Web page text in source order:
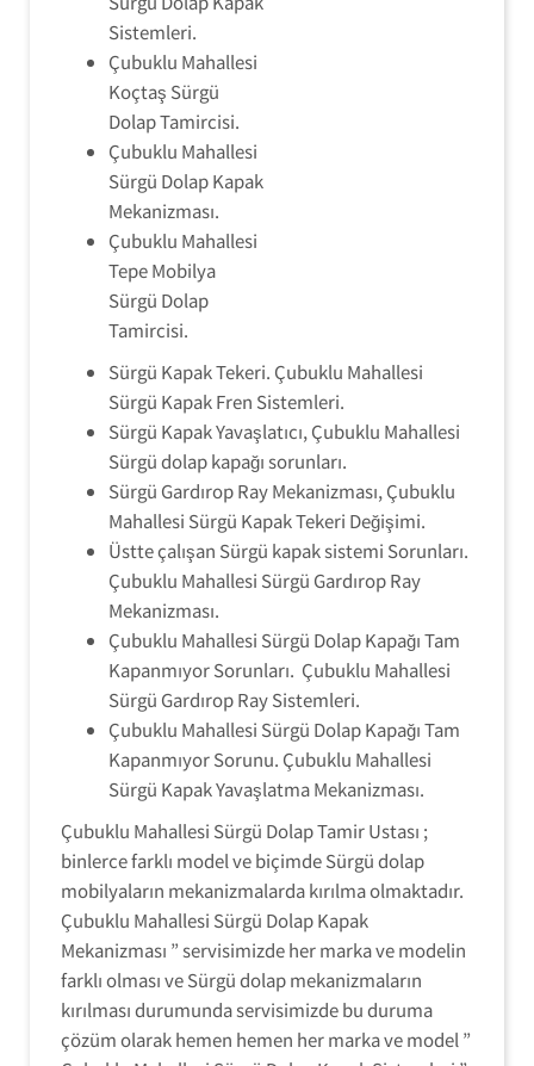
Sistemleri.
Çubuklu Mahallesi
Koçtaş Sürgü
Dolap Tamircisi.
Çubuklu Mahallesi
Sürgü Dolap Kapak
Mekanizması.
Çubuklu Mahallesi
Tepe Mobilya
Sürgü Dolap
Tamircisi.
Sürgü Kapak Tekeri. Çubuklu Mahallesi
Sürgü Kapak Fren Sistemleri.
Sürgü Kapak Yavaşlatıcı, Çubuklu Mahallesi
Sürgü dolap kapağı sorunları.
Sürgü Gardırop Ray Mekanizması, Çubuklu
Mahallesi Sürgü Kapak Tekeri Değişimi.
Üstte çalışan Sürgü kapak sistemi Sorunları.
Çubuklu Mahallesi Sürgü Gardırop Ray
Mekanizması.
Çubuklu Mahallesi Sürgü Dolap Kapağı Tam
Kapanmıyor Sorunları. Çubuklu Mahallesi
Sürgü Gardırop Ray Sistemleri.
Çubuklu Mahallesi Sürgü Dolap Kapağı Tam
Kapanmıyor Sorunu. Çubuklu Mahallesi
Sürgü Kapak Yavaşlatma Mekanizması.
Çubuklu Mahallesi Sürgü Dolap Tamir Ustası ;
binlerce farklı model ve biçimde Sürgü dolap
mobilyaların mekanizmalarda kırılma olmaktadır.
Çubuklu Mahallesi Sürgü Dolap Kapak
Mekanizması ” servisimizde her marka ve modelin
farklı olması ve Sürgü dolap mekanizmaların
kırılması durumunda servisimizde bu duruma
çözüm olarak hemen hemen her marka ve model ”